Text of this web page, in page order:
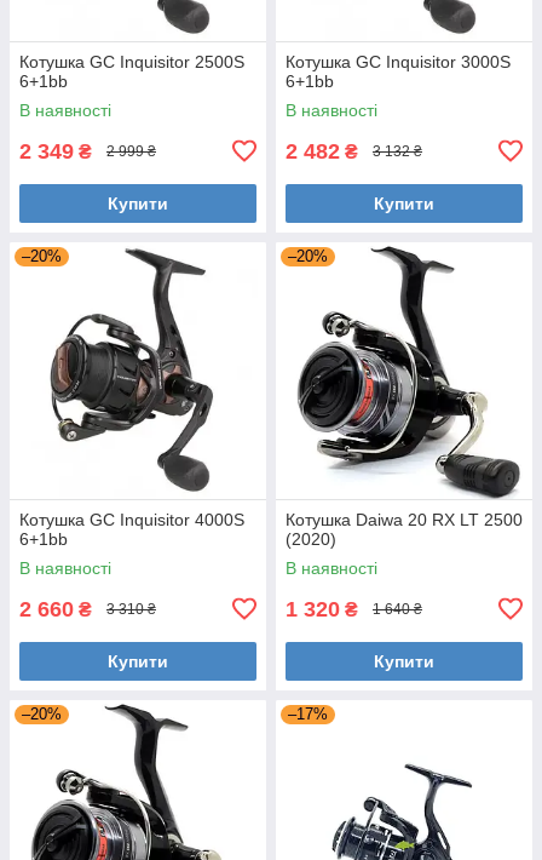
Котушка GC Inquisitor 2500S
6+1bb
В наявності
2 349 ₴ 2 999 ₴
Купити
Котушка GC Inquisitor 3000S
6+1bb
В наявності
2 482 ₴ 3 132 ₴
Купити
–20%
Котушка GC Inquisitor 4000S
6+1bb
В наявності
2 660 ₴ 3 310 ₴
Купити
–20%
Котушка Daiwa 20 RX LT 2500
(2020)
В наявності
1 320 ₴ 1 640 ₴
Купити
–20% –17%